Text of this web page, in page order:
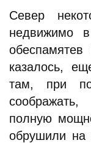
Север
недвижимо
казалось,
там, при
полную
обрушили на